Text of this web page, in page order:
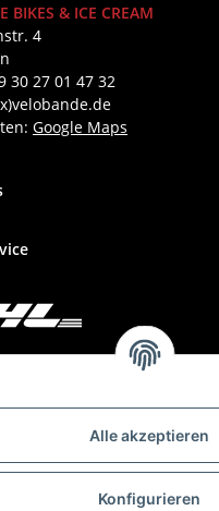
Alle akzeptieren
Konfigurieren
BIKES & ICE CREAM
4
30 27 01 47 32
Google Maps
versenden wir mit DHL!